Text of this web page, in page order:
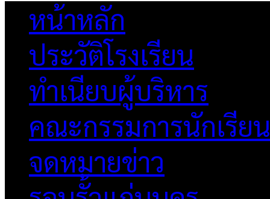
หน้าหลัก
ประวัติโรงเรียน
ทำเนียบผู้บริหาร
คณะกรรมการนักเรียน
จดหมายข่าว